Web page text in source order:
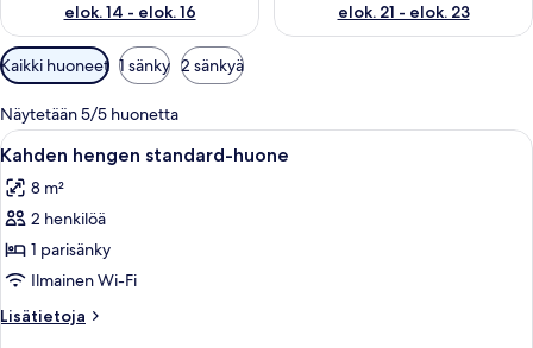
elok. 14 - elok. 16
elok. 21 - elok. 23
Huoneille
saatavilla
olevia
suodattimia
Kaikki huoneet 1 sänky 2 sänkyä
Näytetään 5/5 huonetta
Avaa
kaikki
huonetyypin
Kahden
hengen
standard-
huone
kuvat
Hotellihuone, jossa on sänky, pieni
5
Kahden hengen standard-huone
8 m²
2 henkilöä
1 parisänky
Ilmainen Wi-Fi
Lisätietoja
Lisätietoja